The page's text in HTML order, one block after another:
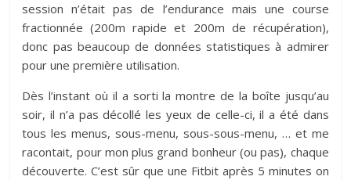
session n’était pas de l’endurance mais une course
fractionnée (200m rapide et 200m de récupération),
donc pas beaucoup de données statistiques à admirer
pour une première utilisation.
Dès l’instant où il a sorti la montre de la boîte jusqu’au
soir, il n’a pas décollé les yeux de celle-ci, il a été dans
tous les menus, sous-menu, sous-sous-menu, … et me
racontait, pour mon plus grand bonheur (ou pas), chaque
découverte. C’est sûr que une Fitbit après 5 minutes on